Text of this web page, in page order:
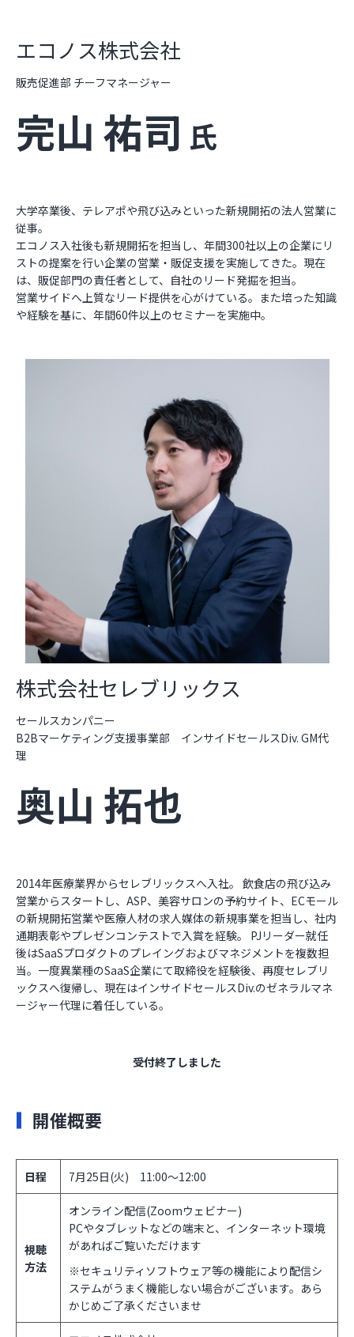
エコノス株式会社
販売促進部 チーフマネージャー
完山 祐司 氏
大学卒業後、テレアポや飛び込みといった新規開拓の法人営業に
従事。
エコノス入社後も新規開拓を担当し、年間300社以上の企業にリ
ストの提案を行い企業の営業・販促支援を実施してきた。現在
は、販促部門の責任者として、自社のリード発掘を担当。
営業サイドへ上質なリード提供を心がけている。また培った知識
や経験を基に、年間60件以上のセミナーを実施中。
株式会社セレブリックス
セールスカンパニー
B2Bマーケティング支援事業部 インサイドセールスDiv. GM代
理
奥山 拓也
2014年医療業界からセレブリックスへ入社。 飲食店の飛び込み
営業からスタートし、ASP、美容サロンの予約サイト、ECモール
の新規開拓営業や医療人材の求人媒体の新規事業を担当し、社内
通期表彰やプレゼンコンテストで入賞を経験。 PJリーダー就任
後はSaaSプロダクトのプレイングおよびマネジメントを複数担
当。一度異業種のSaaS企業にて取締役を経験後、再度セレブリ
ックスへ復帰し、現在はインサイドセールスDiv.のゼネラルマネ
ージャー代理に着任している。
受付終了しました
開催概要
日程 7月25日(火) 11:00～12:00
視聴
方法
オンライン配信(Zoomウェビナー)
PCやタブレットなどの端末と、インターネット環境
があればご覧いただけます
※セキュリティソフトウェア等の機能により配信シ
ステムがうまく機能しない場合がございます。あら
かじめご了承くださいませ